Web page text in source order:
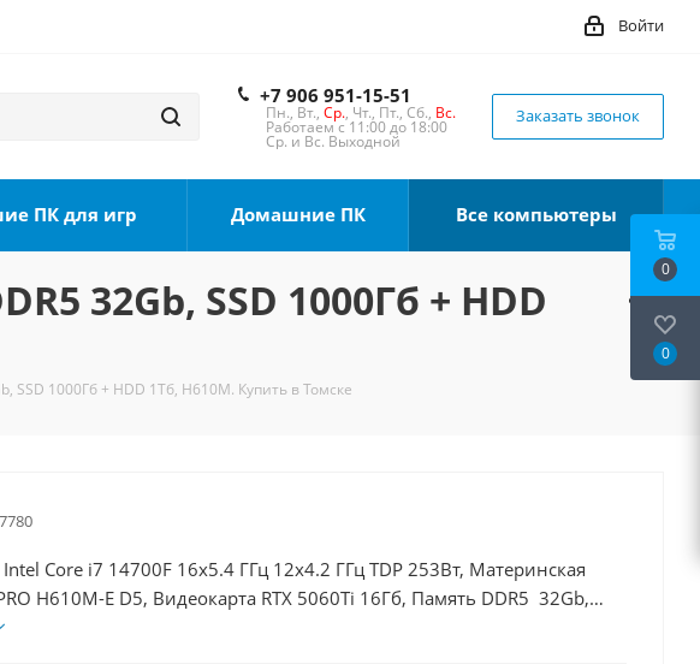
Войти
+7 906 951-15-51
Пн., Вт., Ср., Чт., Пт., Сб., Вс.
Работаем с 11:00 до 18:00
Ср. и Вс. Выходной
Заказать звонок
ПК для игр Домашние ПК Все компьютеры
32Gb, SSD 1000Гб + HDD
SSD 1000Гб + HDD 1Тб, H610M. Купить в Томске
Core i7 14700F 16x5.4 ГГц 12x4.2 ГГц TDP 253Вт, Материнская
H610M-E D5, Видеокарта RTX 5060Ti 16Гб, Память DDR5 32Gb,
+ HDD 1Тб, БП 600Вт
0
0